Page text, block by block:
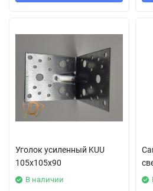
Уголок усиленный KUU
105x105x90
В наличии